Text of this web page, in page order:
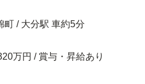
町 / 大分駅 車約5分
万円 / 賞与・昇給あり